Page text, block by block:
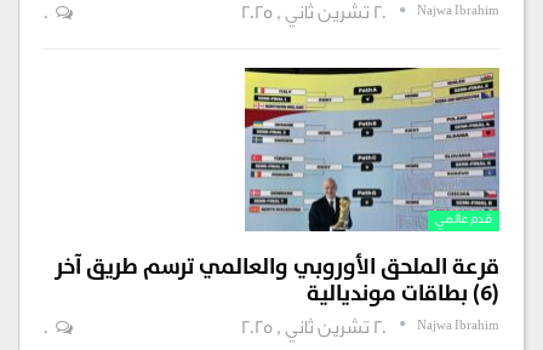
Najwa Ibrahim 20 تشرين ثاني , 2025 0
قدم عالمي
قرعة الملحق الأوروبي والعالمي ترسم طريق آخر
Najwa Ibrahim 20 تشرين ثاني , 2025 0